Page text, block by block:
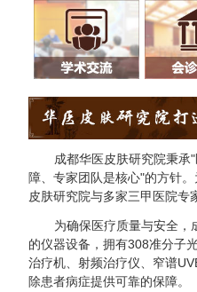
成都华医皮肤研究院秉承
障、专家团队是核心"的方针
皮肤研究院与多家三甲医院专
为确保医疗质量与安全，
的仪器设备，拥有308准分子
治疗机、射频治疗仪、窄谱
除患者病症提供可靠的保障。
成都华医
医保定点单
输入您的电话，我
答疑问，请放心接听